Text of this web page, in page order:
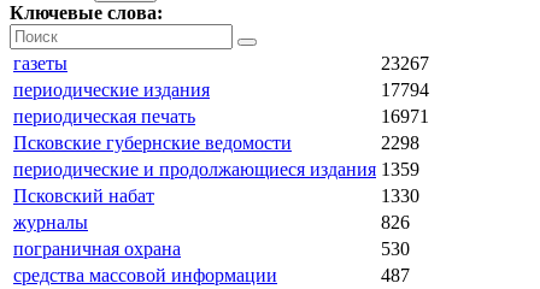
Ключевые слова:
газеты
23267
периодические издания
17794
периодическая печать
16971
Псковские губернские ведомости
2298
периодические и продолжающиеся издания 1359
Псковский набат
1330
журналы
826
пограничная охрана
530
средства массовой информации
487